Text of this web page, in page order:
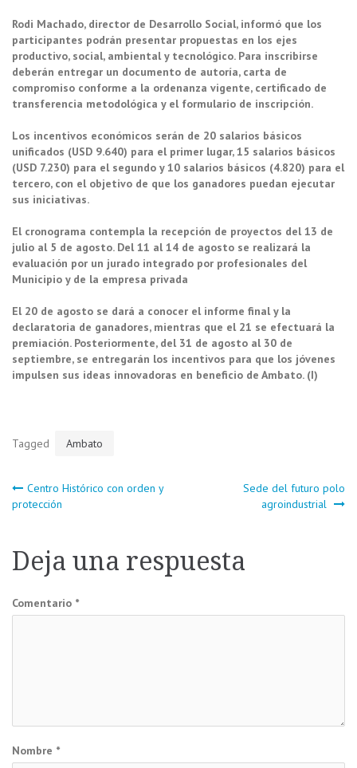
Rodi Machado, director de Desarrollo Social, informó que los
participantes podrán presentar propuestas en los ejes
productivo, social, ambiental y tecnológico. Para inscribirse
deberán entregar un documento de autoría, carta de
compromiso conforme a la ordenanza vigente, certificado de
transferencia metodológica y el formulario de inscripción.
Los incentivos económicos serán de 20 salarios básicos
unificados (USD 9.640) para el primer lugar, 15 salarios básicos
(USD 7.230) para el segundo y 10 salarios básicos (4.820) para el
tercero, con el objetivo de que los ganadores puedan ejecutar
sus iniciativas.
El cronograma contempla la recepción de proyectos del 13 de
julio al 5 de agosto. Del 11 al 14 de agosto se realizará la
evaluación por un jurado integrado por profesionales del
Municipio y de la empresa privada
El 20 de agosto se dará a conocer el informe final y la
declaratoria de ganadores, mientras que el 21 se efectuará la
premiación. Posteriormente, del 31 de agosto al 30 de
septiembre, se entregarán los incentivos para que los jóvenes
impulsen sus ideas innovadoras en beneficio de Ambato. (I)
Tagged Ambato
Navegación
entradas
Centro Histórico con orden y
protección
Sede del futuro polo
agroindustrial
Deja una respuesta
Comentario *
Nombre *